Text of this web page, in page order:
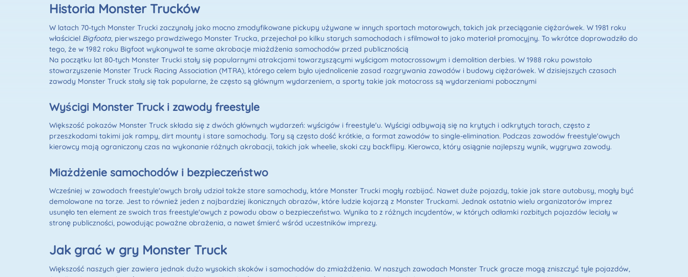
Historia Monster Trucków
W latach 70-tych Monster Trucki zaczynały jako mocno zmodyfikowane pickupy używane w innych sportach motorowych, takich jak przeciąganie ciężarówek. W 1981 roku
właściciel Bigfoota, pierwszego prawdziwego Monster Trucka, przejechał po kilku starych samochodach i sfilmował to jako materiał promocyjny. To wkrótce doprowadziło do
tego, że w 1982 roku Bigfoot wykonywał te same akrobacje miażdżenia samochodów przed publicznością
Na początku lat 80-tych Monster Trucki stały się popularnymi atrakcjami towarzyszącymi wyścigom motocrossowym i demolition derbies. W 1988 roku powstało
stowarzyszenie Monster Truck Racing Association (MTRA), którego celem było ujednolicenie zasad rozgrywania zawodów i budowy ciężarówek. W dzisiejszych czasach
zawody Monster Truck stały się tak popularne, że często są głównym wydarzeniem, a sporty takie jak motocross są wydarzeniami pobocznymi
Wyścigi Monster Truck i zawody freestyle
Większość pokazów Monster Truck składa się z dwóch głównych wydarzeń: wyścigów i freestyle'u. Wyścigi odbywają się na krytych i odkrytych torach, często z
przeszkodami takimi jak rampy, dirt mounty i stare samochody. Tory są często dość krótkie, a format zawodów to single-elimination. Podczas zawodów freestyle'owych
kierowcy mają ograniczony czas na wykonanie różnych akrobacji, takich jak wheelie, skoki czy backflipy. Kierowca, który osiągnie najlepszy wynik, wygrywa zawody.
Miażdżenie samochodów i bezpieczeństwo
Wcześniej w zawodach freestyle'owych brały udział także stare samochody, które Monster Trucki mogły rozbijać. Nawet duże pojazdy, takie jak stare autobusy, mogły być
demolowane na torze. Jest to również jeden z najbardziej ikonicznych obrazów, które ludzie kojarzą z Monster Truckami. Jednak ostatnio wielu organizatorów imprez
usunęło ten element ze swoich tras freestyle'owych z powodu obaw o bezpieczeństwo. Wynika to z różnych incydentów, w których odłamki rozbitych pojazdów leciały w
stronę publiczności, powodując poważne obrażenia, a nawet śmierć wśród uczestników imprezy.
Jak grać w gry Monster Truck
Większość naszych gier zawiera jednak dużo wysokich skoków i samochodów do zmiażdżenia. W naszych zawodach Monster Truck gracze mogą zniszczyć tyle pojazdów,